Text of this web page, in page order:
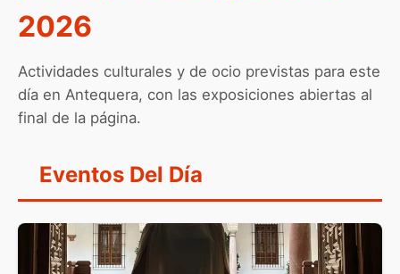
2026
Actividades culturales y de ocio previstas para este
día en Antequera, con las exposiciones abiertas al
final de la página.
Eventos Del Día